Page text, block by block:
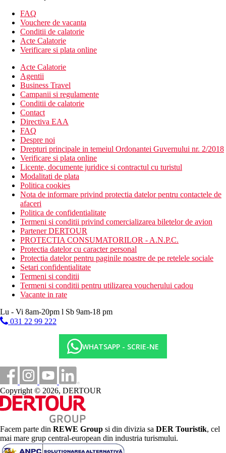
Posibilitatea de divertisment in imediata apropiere a hotelului.
Mese
Bufet mic dejun.
*Optiune de cumparare demipensiune si all inclusive.
Plaja
Populara plaja Playa Jardin cu nisip inchis la culoare si o intrare
treptata in mare este la aproximativ 300 m. La intrarea in mare
exista niste pietricele. Sezlonguri si umbrele sunt contra cost.
Copii
Patut gratuit (la cerere).
Carduri
VISA, CE/MC.
Stravovanie
Mic dejun, pranz si cina tip bufet
O gustare usoara in timpul zilei
Bauturi alcoolice si nealcoolice alese de productie locala
(10:00 - 24:00)
Site web
http://www.gfhoteles.com/en/index.html
Internet
Distanţe
Centrul orasului
350 m
Distanta pana la plaja
91 km
Distanta de cel mai apropiat aeroport
600 m
Centru turistic
FAQ
Vouchere de vacanta
Conditii de calatorie
Acte Calatorie
Verificare si plata online
Acte Calatorie
Agentii
Business Travel
Campanii si regulamente
Conditii de calatorie
Contact
Directiva EAA
FAQ
Despre noi
Drepturi principale in temeiul Ordonantei Guvernului nr. 2/2018
Verificare si plata online
Licente, documente juridice si contractul cu turistul
Modalitati de plata
Politica cookies
Nota de informare privind protectia datelor pentru contactele de
afaceri
Politica de confidentialitate
Termeni si conditii privind comercializarea biletelor de avion
Partener DERTOUR
PROTECTIA CONSUMATORILOR - A.N.P.C.
Protectia datelor cu caracter personal
Protectia datelor pentru paginile noastre de pe retelele sociale
Setari confidentialitate
Termeni si conditii
Termeni si conditii pentru utilizarea voucherului cadou
Vacante in rate
Lu - Vi 8am-20pm l Sb 9am-18 pm
031 22 99 222
WHATSAPP - SCRIE-NE
Copyright © 2026, DERTOUR
Facem parte din REWE Group si din divizia sa DER Touristik, cel
mai mare grup central-european din industria turismului.